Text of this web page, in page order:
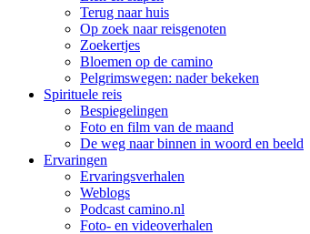
Terug naar huis
Op zoek naar reisgenoten
Zoekertjes
Bloemen op de camino
Pelgrimswegen: nader bekeken
Spirituele reis
Bespiegelingen
Foto en film van de maand
De weg naar binnen in woord en beeld
Ervaringen
Ervaringsverhalen
Weblogs
Podcast camino.nl
Foto- en videoverhalen